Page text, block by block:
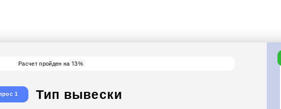
Расчет пройден на13%
1 Тип вывески